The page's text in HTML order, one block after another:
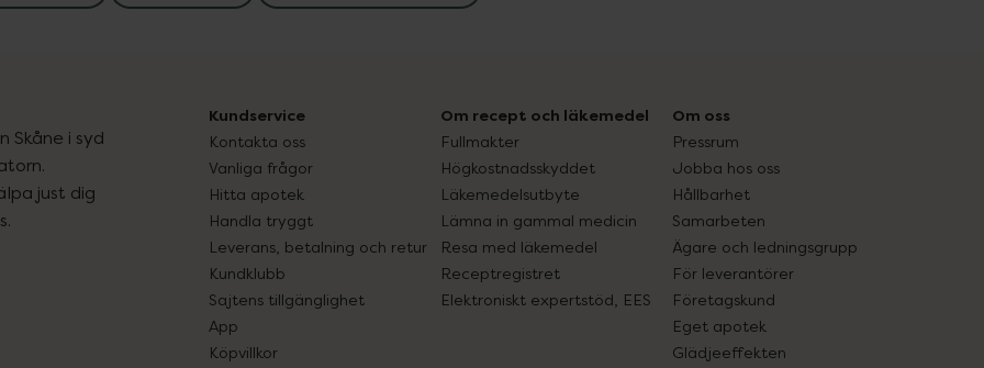
Skåne i syd
just dig
Kundservice
Kontakta oss
Vanliga frågor
Hitta apotek
Handla tryggt
Leverans, betalning och retur
Kundklubb
Sajtens tillgänglighet
App
Köpvillkor
Om recept och läkemedel
Fullmakter
Högkostnadsskyddet
Läkemedelsutbyte
Lämna in gammal medicin
Resa med läkemedel
Receptregistret
Elektroniskt expertstöd, EES
Om oss
Pressrum
Jobba hos oss
Hållbarhet
Samarbeten
Ägare och ledningsgrupp
För leverantörer
Företagskund
Eget apotek
Glädjeeffekten